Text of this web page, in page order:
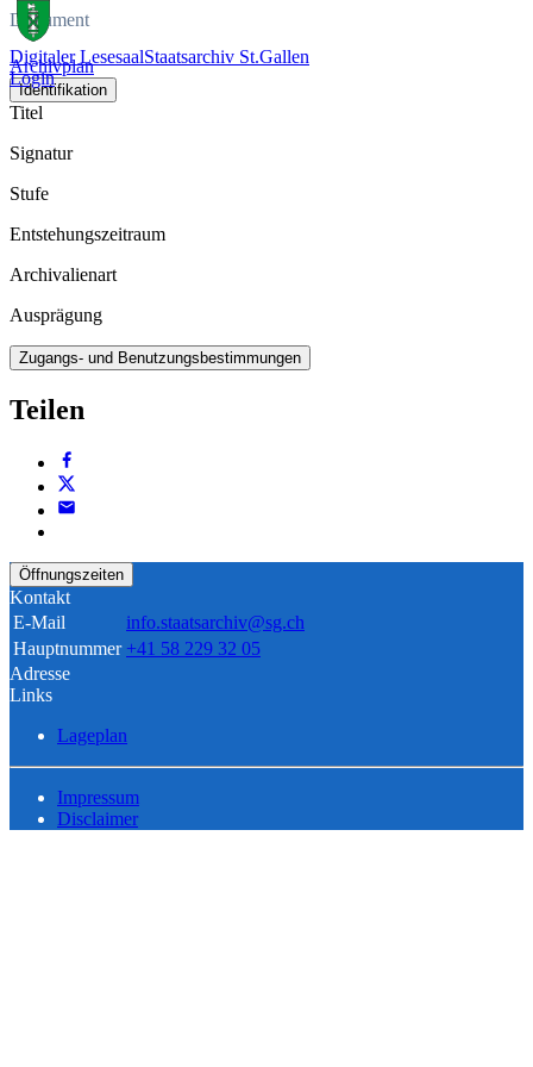
Digitaler LesesaalStaatsarchiv St.Gallen
Login
Dokument
Archivplan
Identifikation
Titel
Signatur
Stufe
Entstehungszeitraum
Archivalienart
Ausprägung
Zugangs- und Benutzungsbestimmungen
Teilen
Öffnungszeiten
Kontakt
E-Mail
info.staatsarchiv@sg.ch
Hauptnummer +41 58 229 32 05
Adresse
Links
Lageplan
Impressum
Disclaimer